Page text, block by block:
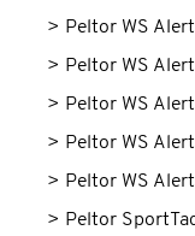
> Peltor WS
> Peltor WS Alert
> Peltor WS Alert
> Peltor WS
> Peltor WS Alert
> Peltor